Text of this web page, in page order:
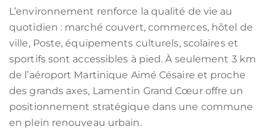
L’environnement renforce la qualité de vie au
quotidien : marché couvert, commerces, hôtel de
ville, Poste, équipements culturels, scolaires et
sportifs sont accessibles à pied. À seulement 3 km
de l’aéroport Martinique Aimé Césaire et proche
des grands axes, Lamentin Grand Cœur offre un
positionnement stratégique dans une commune
en plein renouveau urbain.